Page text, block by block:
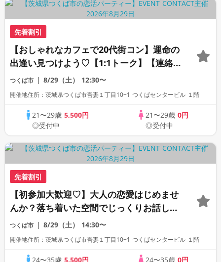
先着割引
【おしゃれなカフェで20代街コン】運命の
出逢い見つけよう♡【1:1トーク】【連絡
先自由交換】
つくば市 8/29（土） 12:30〜
開催地住所：茨城県つくば市吾妻１丁目10−1 つくばセンタービル １階
21〜29歳5,500円
◎受付中
21〜29歳 0円
◎受付中
先着割引
【初参加大歓迎♡】大人の恋愛はじめませ
んか？落ち着いた空間でじっくりお話しし
よう♡〈連絡先自由交換〉〈1:1トーク〉
つくば市 8/29（土） 14:30〜
開催地住所：茨城県つくば市吾妻１丁目10−1 つくばセンタービル １階
24〜35歳5,500円 24〜35歳 0円